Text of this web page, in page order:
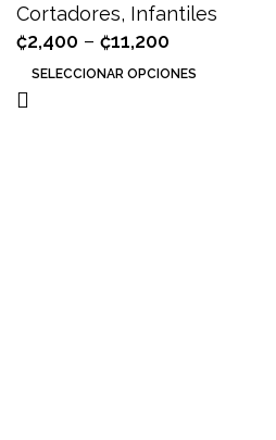
Cortadores, Infantiles
₡2,400 – ₡11,200
SELECCIONAR OPCIONES